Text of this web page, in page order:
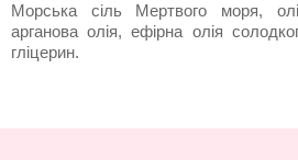
Морська сіль Мертвого моря,
арганова олія, ефірна олія
гліцерин.